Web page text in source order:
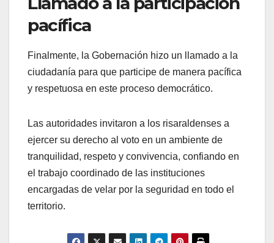
pacífica
Finalmente, la Gobernación hizo un llamado a la
ciudadanía para que participe de manera pacífica
y respetuosa en este proceso democrático.
Las autoridades invitaron a los risaraldenses a
ejercer su derecho al voto en un ambiente de
tranquilidad, respeto y convivencia, confiando en
el trabajo coordinado de las instituciones
encargadas de velar por la seguridad en todo el
territorio.